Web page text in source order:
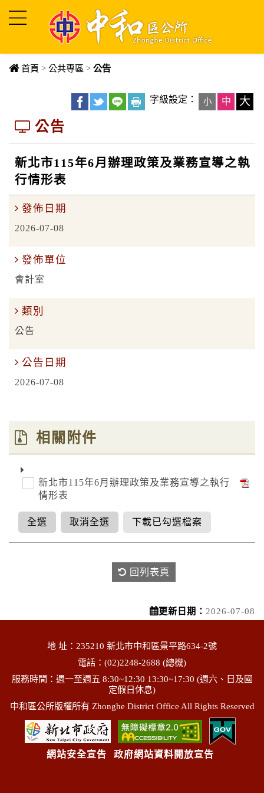
首頁 > 公共專區 > 公告
字級設定： 小 中 大
公告
新北市115年6月辦理政策及業務宣導之執
行情形表
發佈日期
2026-07-08
發佈單位
會計室
類別
公告
公告日期
2026-07-08
相關附件
新北市115年6月辦理政策及業務宣導之執行
情形表
全選 取消全選 下載已勾選檔案
回列表頁
更新日期： 2026-07-08
地 址：235210 新北市中和區景平路634-2號
電話：(02)2248-2688 (總機)
服務時間：週一至週五 8:30~12:30 13:30~17:30 (週六、日及國
定假日休息)
中和區公所版權所有 Zhonghe District Office All Rights Reserved
網站安全宣告 政府網站資料開放宣告